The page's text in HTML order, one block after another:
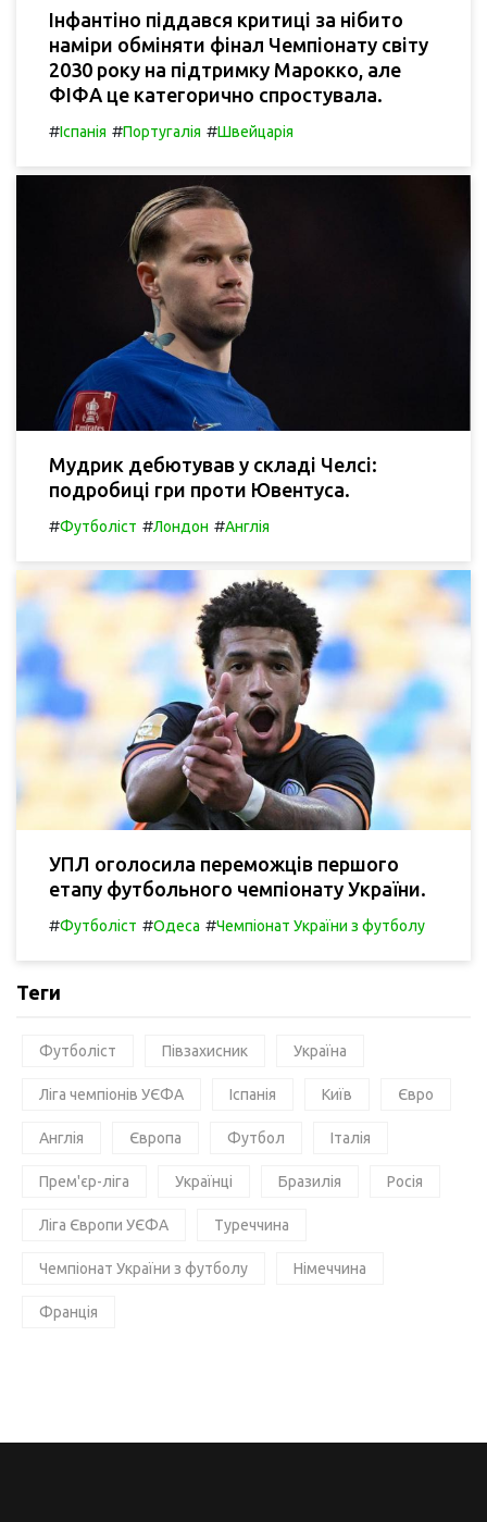
Інфантіно піддався критиці за нібито
наміри обміняти фінал Чемпіонату світу
2030 року на підтримку Марокко, але
ФІФА це категорично спростувала.
#Іспанія #Португалія #Швейцарія
Мудрик дебютував у складі Челсі:
подробиці гри проти Ювентуса.
#Футболіст #Лондон #Англія
УПЛ оголосила переможців першого
етапу футбольного чемпіонату України.
#Футболіст #Одеса #Чемпіонат України з футболу
Теги
Футболіст Півзахисник Україна
Ліга чемпіонів УЄФА Іспанія Київ Євро
Англія Європа Футбол Італія
Прем'єр-ліга Українці Бразилія Росія
Ліга Європи УЄФА Туреччина
Чемпіонат України з футболу Німеччина
Франція